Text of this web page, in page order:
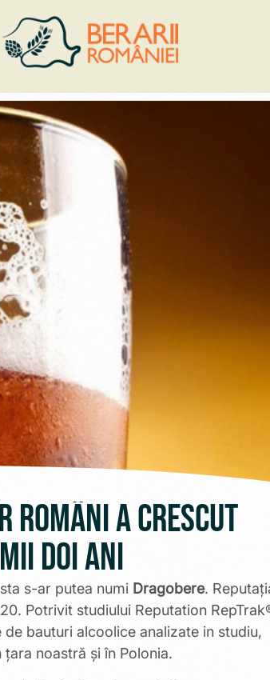
români a crescut
doi ani
s-ar putea numi Dragobere.
Potrivit studiului Reputation
bauturi alcoolice analizate in studiu,
noastră și în Polonia.